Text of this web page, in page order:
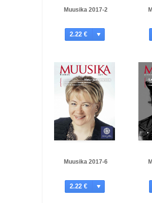
Muusika 2017-2
2.22 €
Muusika 2017-6
2.22 €